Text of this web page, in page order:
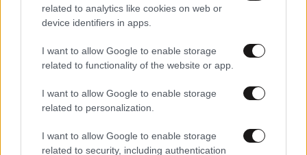
related to analytics like cookies on web or
device identifiers in apps.
I want to allow Google to enable storage
related to functionality of the website or app.
I want to allow Google to enable storage
related to personalization.
I want to allow Google to enable storage
related to security, including authentication